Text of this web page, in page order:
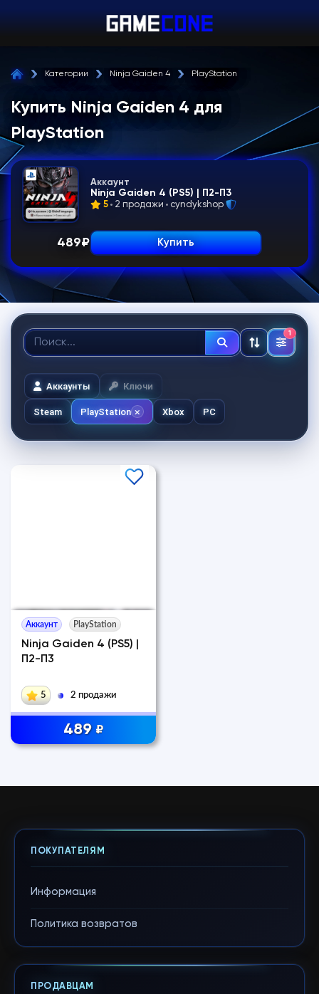
Категории Ninja Gaiden 4 PlayStation
Купить Ninja Gaiden 4 для
PlayStation
Аккаунт
Ninja Gaiden 4 (PS5) | П2-П3
5 2 продажи cyndykshop
489₽ Купить
1
Аккаунты Ключи
Steam PlayStation Xbox PC
Аккаунт PlayStation
Ninja Gaiden 4 (PS5) |
П2-П3
5 2 продажи
489 ₽
ПОКУПАТЕЛЯМ
Информация
Политика возвратов
ПРОДАВЦАМ